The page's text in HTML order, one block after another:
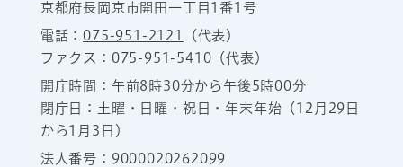
京都府長岡京市開田一丁目1番1号
電話：075-951-2121
（代表）
ファクス：075-951-5410（代表）
開庁時間：午前8時30分から午後5時00分
閉庁日：土曜・日曜・祝日・年末年始（12月29日
から1月3日）
法人番号：9000020262099